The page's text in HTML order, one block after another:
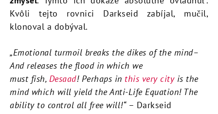
Kvôli tejto rovnici Darkseid zabíjal, mučil,
klonoval a dobýval.
„Emotional turmoil breaks the dikes of the mind–
And releases the flood in which we
must fish, Desaad! Perhaps in this very cityis the
mind which will yield the Anti-Life Equation! The
ability to control all free will!“ – Darkseid